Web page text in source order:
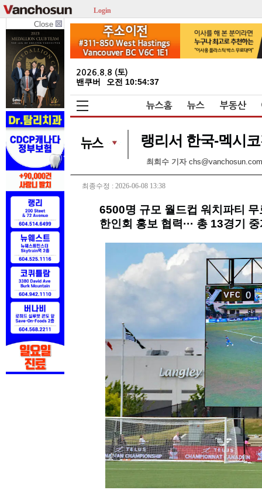
Login
Close
2026.8.8 (토)
밴쿠버 오전 10:54:38
뉴스홈 뉴스 부동산
랭리서 한국-멕시
최희수 기자 chs@vanchosun.com
최종수정 : 2026-06-08 13:38
6500명 규모 월드컵 워치파티 무
한인회 홍보 협력··· 총 13경기